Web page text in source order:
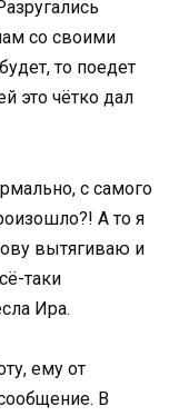
со своими
то поедет
это чётко дал
с самого
А то я
вытягиваю и
таки
Ира.
ему от
В